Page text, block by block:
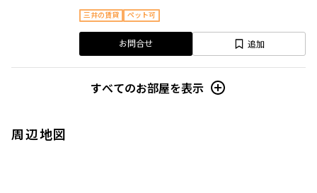
三井の賃貸 ペット可
お問合せ 追加
すべてのお部屋を表示
周辺地図